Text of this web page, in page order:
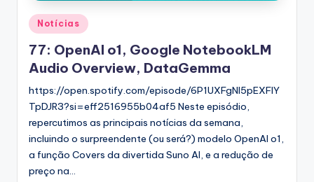
Posted
in
Notícias
77: OpenAI o1, Google NotebookLM
Audio Overview, DataGemma
https://open.spotify.com/episode/6P1UXFgNI5pEXFlY
TpDJR3?si=eff2516955b04af5 Neste episódio,
repercutimos as principais notícias da semana,
incluindo o surpreendente (ou será?) modelo OpenAI o1,
a função Covers da divertida Suno AI, e a redução de
preço na…